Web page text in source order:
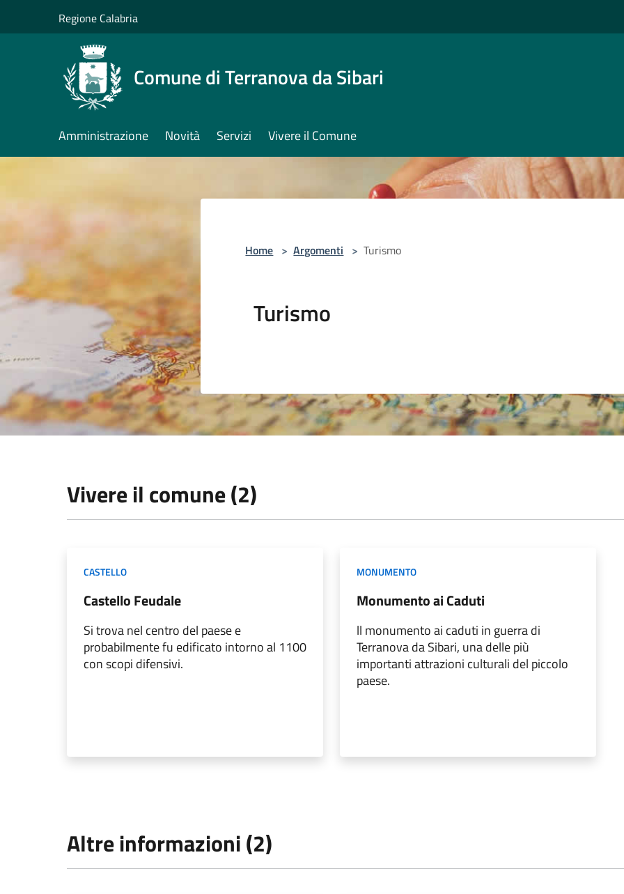
Regione Calabria
Comune di Terranova da Sibari
Amministrazione Novità Servizi Vivere il Comune
Home > Argomenti > Turismo
Turismo
Vivere il comune (2)
CASTELLO
Castello Feudale
Si trova nel centro del paese e
probabilmente fu edificato intorno al 1100
con scopi difensivi.
MONUMENTO
Monumento ai Caduti
ll monumento ai caduti in guerra di
Terranova da Sibari, una delle più
importanti attrazioni culturali del piccolo
paese.
Altre informazioni (2)